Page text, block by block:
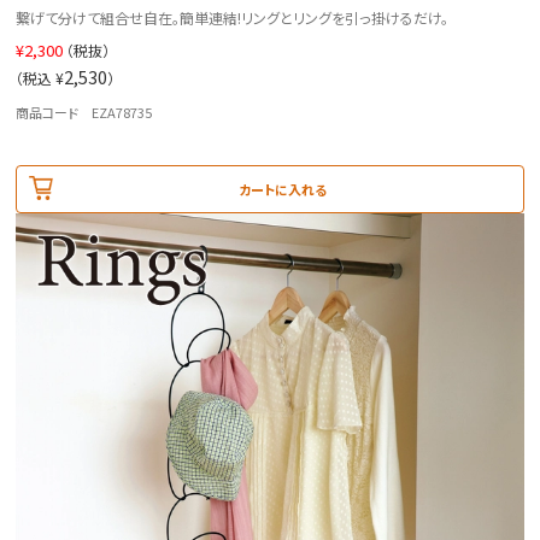
繋げて分けて組合せ自在。簡単連結!リングとリングを引っ掛けるだけ。
¥2,300 （税抜）
（税込 ¥2,530）
商品コード EZA78735
カートに入れる